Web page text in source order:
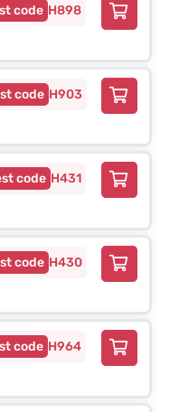
H898
H903
H431
H430
H964